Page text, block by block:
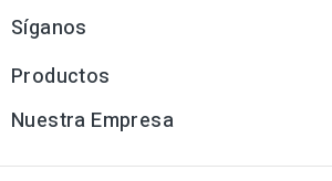
Síganos
Productos
Nuestra Empresa